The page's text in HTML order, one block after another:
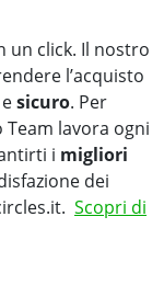
un click. Il nostro
l’acquisto
esicuro. Per
lavora ogni
i migliori
dei
Scopri di